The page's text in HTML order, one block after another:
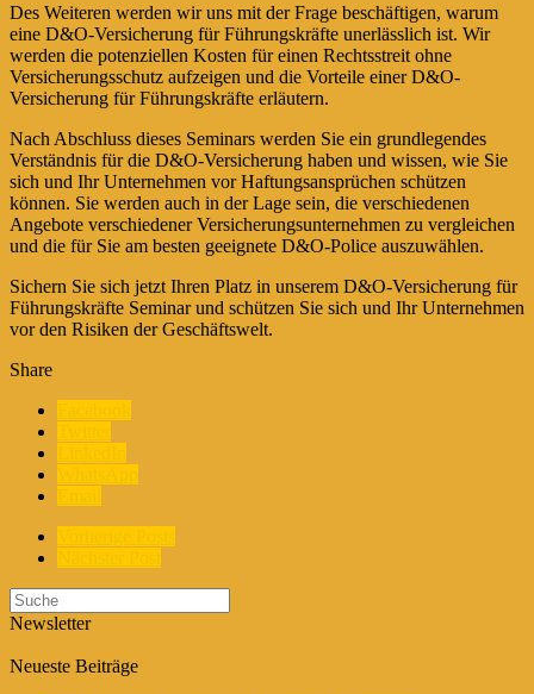
Des Weiteren werden wir uns mit der Frage beschäftigen, warum
eine D&O-Versicherung für Führungskräfte unerlässlich ist. Wir
werden die potenziellen Kosten für einen Rechtsstreit ohne
Versicherungsschutz aufzeigen und die Vorteile einer D&O-
Versicherung für Führungskräfte erläutern.
Nach Abschluss dieses Seminars werden Sie ein grundlegendes
Verständnis für die D&O-Versicherung haben und wissen, wie Sie
sich und Ihr Unternehmen vor Haftungsansprüchen schützen
können. Sie werden auch in der Lage sein, die verschiedenen
Angebote verschiedener Versicherungsunternehmen zu vergleichen
und die für Sie am besten geeignete D&O-Police auszuwählen.
Sichern Sie sich jetzt Ihren Platz in unserem D&O-Versicherung für
Führungskräfte Seminar und schützen Sie sich und Ihr Unternehmen
vor den Risiken der Geschäftswelt.
Share
Newsletter
Neueste Beiträge